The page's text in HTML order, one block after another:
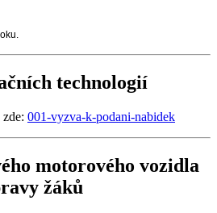
technologií
001-vyzva-k-podani-nabidek
motorového vozidla
žáků